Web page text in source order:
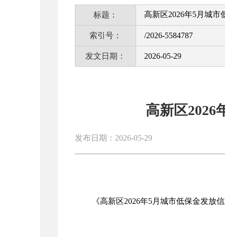
标题： 高新区2026年5月城市
索引号： /2026-5584787
发文日期： 2026-05-29
高新区2026
发布日期：2026-05-29
《高新区2026年5月城市低保金发放